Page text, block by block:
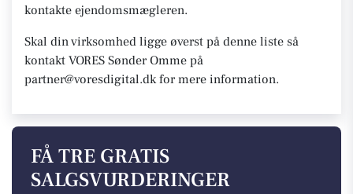
kontakte ejendomsmægleren.
Skal din virksomhed ligge øverst på denne liste så
kontakt VORES Sønder Omme på
partner@voresdigital.dk for mere information.
FÅ TRE GRATIS
SALGSVURDERINGER